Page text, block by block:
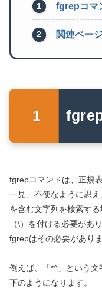
fgrepコマ
関連ペー
fgrepコマンドは、正規
一見、不便なように思
を含む文字列を検索す
（\）を付ける必要があり
fgrepはその必要がありま
例えば、「*^」という
下のようになります。